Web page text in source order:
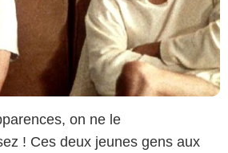
on ne le
! Ces deux jeunes gens aux